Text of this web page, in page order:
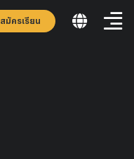
สมัครเรียน